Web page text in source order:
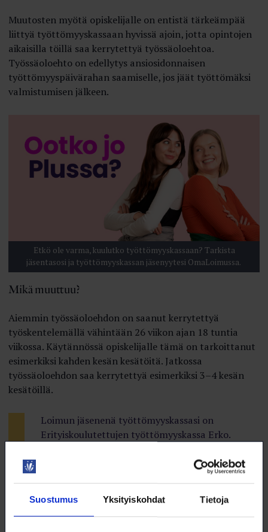
Suostumus Yksityiskohdat Tietoja
Muutosten myötä opiskelijalle on entistä tärkeämpää
liittyä työttömyyskassaan hyvissä ajoin, jotta opintojen
aikaisilla töillä saa kerrytettyä työssäoloehtoa.
Työssäoloehto on edellytys ansio­sidonnaisen
työttömyyspäivärahan saamiselle, jos jäät työttömäksi
valmistumisen jälkeen.
Etkö ole varma, kuulutko työttömyyskassaan? Tarkista
jäsentasosi ja työttömyyskassan jäsenyytesi OmaLoimussa.
Mikä muuttuu?
Aiemmin työssäoloehdon on saanut kerrytettyä
työskentelemällä vähintään 26 viikon ajan 18 tuntia
viikossa. Käytännössä opiskelijalle tämä on tarkoittanut
esimerkiksi kahden kesän kesätöitä. Jatkossa
työssäoloehdon saa kerrytettyä esimerkiksi 3–4 kesän
kesätöillä.
Loimun jäsenenä työttömyyskassasi on
Erityiskoulutettujen työttömyyskassa Erko.
Syyskuun alusta työssäoloehto perustuu bruttopalkan
viikoissa. Kuukausi katsotaan työssäoloehtoa
kerryttäväksi, jos palkkatuloja on vähintään 930 euroa.